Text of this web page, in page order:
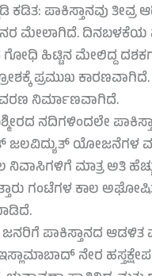
ಪಾಕಿಸ್ತಾನವು ತೀವ್ರ
ಮೇಲಾಗಿದೆ. ದಿನಬಳಕೆಯ
ಹಿಟ್ಟಿನ ಮೇಲಿದ್ದ
ಪ್ರಮುಖ
ನಿರ್ಮಾಣವಾಗಿದೆ.
ನದಿಗಳಿಂದಲೇ
ಜಲವಿದ್ಯುತ್ ಯೋಜನೆಗಳ
ಮಾತ್ರ ಅತಿ
ಗಂಟೆಗಳ ಕಾಲ
ಪಾಕಿಸ್ತಾನದ ಆಡಳಿತ
ನೇರ